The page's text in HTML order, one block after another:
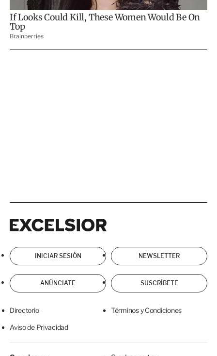
INICIAR SESIÓN NEWSLETTER
ANÚNCIATE SUSCRÍBETE
Directorio Términos y Condiciones
Aviso de Privacidad